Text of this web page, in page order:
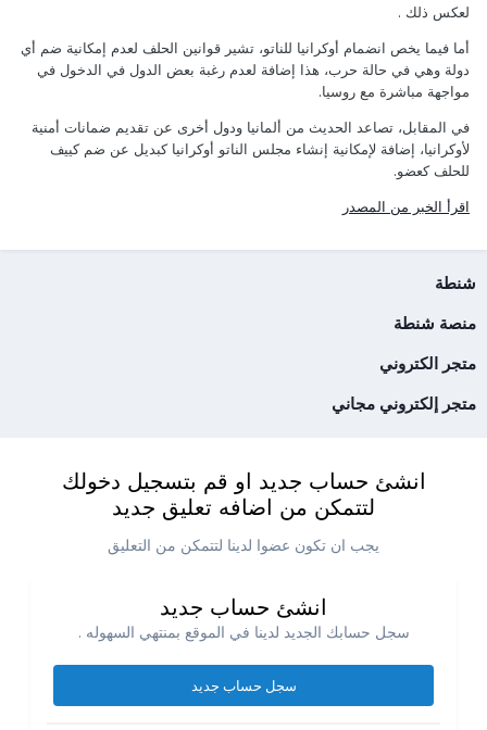
لعكس ذلك .
أما فيما يخص انضمام أوكرانيا للناتو، تشير قوانين الحلف لعدم إمكانية ضم أي
دولة وهي في حالة حرب، هذا إضافة لعدم رغبة بعض الدول في الدخول في
مواجهة مباشرة مع روسيا.
في المقابل، تصاعد الحديث من ألمانيا ودول أخرى عن تقديم ضمانات أمنية
لأوكرانيا، إضافة لإمكانية إنشاء مجلس الناتو أوكرانيا كبديل عن ضم كييف
للحلف كعضو.
اقرأ الخبر من المصدر
شنطة
منصة شنطة
متجر الكتروني
متجر إلكتروني مجاني
انشئ حساب جديد او قم بتسجيل دخولك
لتتمكن من اضافه تعليق جديد
يجب ان تكون عضوا لدينا لتتمكن من التعليق
انشئ حساب جديد
سجل حسابك الجديد لدينا في الموقع بمنتهي السهوله .
سجل حساب جديد